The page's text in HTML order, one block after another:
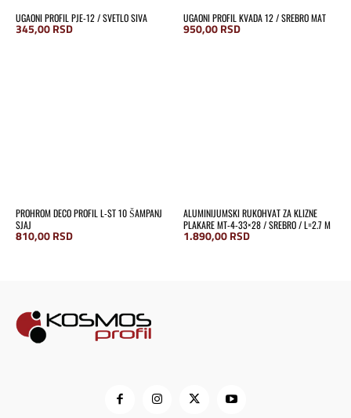
UGAONI PROFIL PJE-12 / SVETLO SIVA
345,00RSD
UGAONI PROFIL KVADA 12 / SREBRO MAT
950,00RSD
PROHROM DECO PROFIL L-ST 10 ŠAMPANJ
SJAJ
810,00RSD
ALUMINIJUMSKI RUKOHVAT ZA KLIZNE
PLAKARE MT-4-33×28 / SREBRO / L=2.7 M
1.890,00RSD